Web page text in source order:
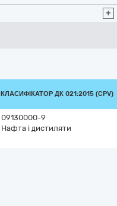
+
КЛАСИФІКАТОР ДК 021:2015 (CPV)
09130000-9
Нафта і дистиляти